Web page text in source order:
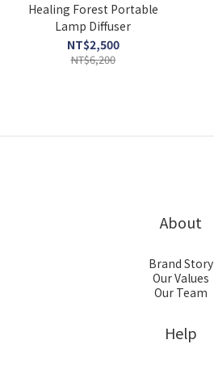
Healing Forest Portable
Lamp Diffuser
NT$2,500
NT$6,200
About
Brand Story
Our Values
Our Team
Help